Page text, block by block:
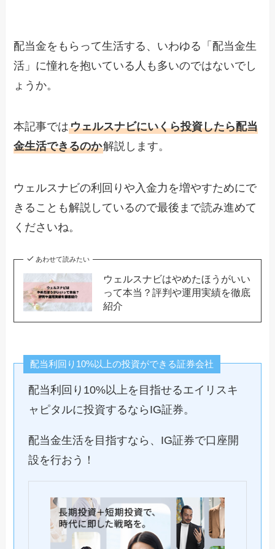
配当金をもらって生活する、いわゆる「配当金生
活」に憧れを抱いている人も多いのではないでし
ょうか。
本記事ではウェルスナビにいくら投資したら配当
金生活できるのか解説します。
ウェルスナビの利回りや入金力を増やすためにで
きることも解説しているので最後まで読み進めて
くださいね。
あわせて読みたい
ウェルスナビはやめたほうがいい
って本当？評判や運用実績を徹底
紹介
配当利回り10%以上の投資ができる証券会社
配当利回り10%以上を目指せるエイリスキ
ャピタルに投資するならIG証券。
配当金生活を目指すなら、IG証券で口座開
設を行おう！